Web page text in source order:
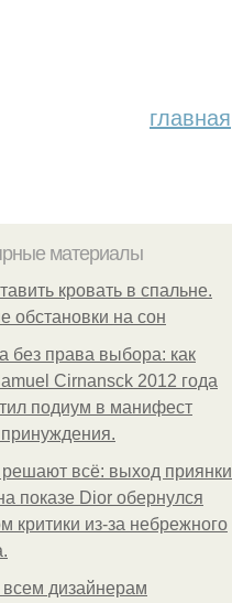
главная
материалы
кровать в спальне.
обстановки на сон
без права выбора: как
Cirnansck 2012 года
подиум в манифест
всё: выход приянки
показе Dior обернулся
критики из-за небрежного
всем дизайнерам